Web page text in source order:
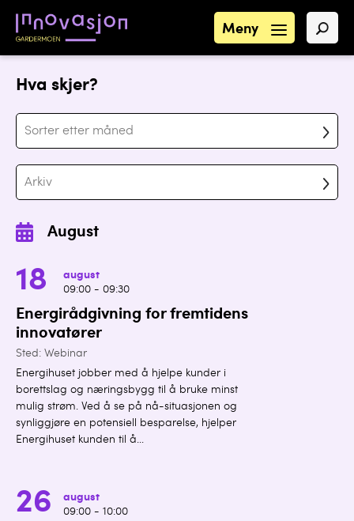
Meny
Hva skjer?
Sorter etter måned
Arkiv
August
18
august
09:00 - 09:30
Energirådgivning for fremtidens
innovatører
Sted: Webinar
Energihuset jobber med å hjelpe kunder i
borettslag og næringsbygg til å bruke minst
mulig strøm. Ved å se på nå-situasjonen og
synliggjøre en potensiell besparelse, hjelper
Energihuset kunden til å...
26
august
09:00 - 10:00